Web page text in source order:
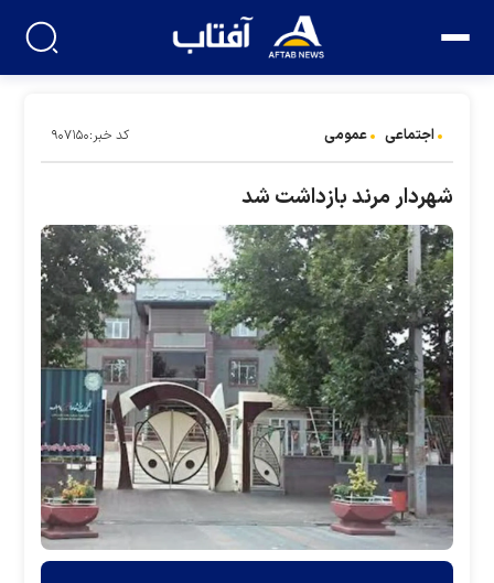
اجتماعی عمومی کد خبر:۹۰۷۱۵۰
شهردار مرند بازداشت شد